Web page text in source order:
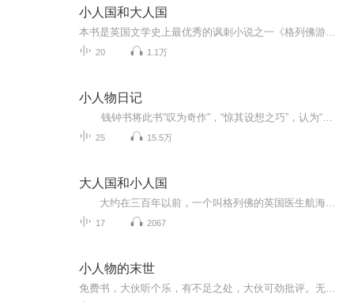
小人国和大人国
20 1.1万
小人物日记
25 15.5万
大人国和小人国
17 2067
小人物的末世